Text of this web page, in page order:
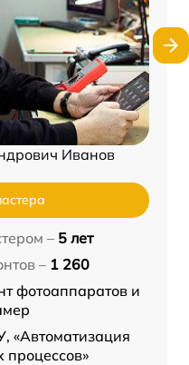
Иванов
– 5 лет
– 1 260
фотоаппаратов и
«Автоматизация
процессов»